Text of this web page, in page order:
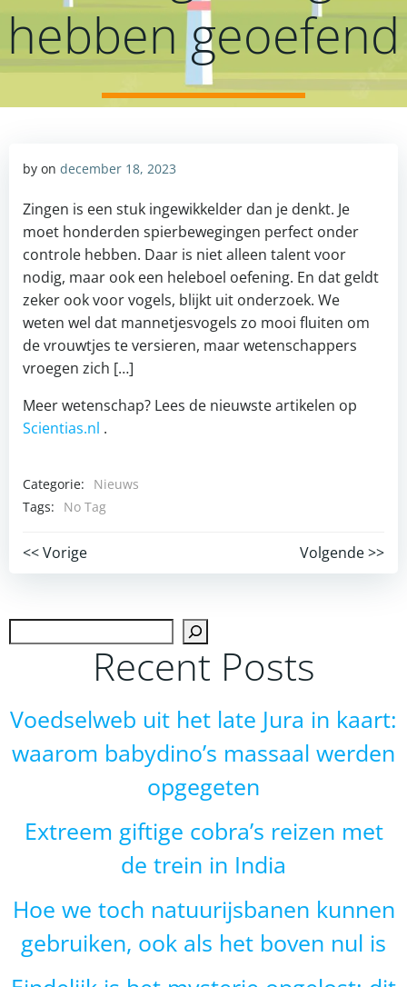
hebben geoefend
by on december 18, 2023
Zingen is een stuk ingewikkelder dan je denkt. Je
moet honderden spierbewegingen perfect onder
controle hebben. Daar is niet alleen talent voor
nodig, maar ook een heleboel oefening. En dat geldt
zeker ook voor vogels, blijkt uit onderzoek. We
weten wel dat mannetjesvogels zo mooi fluiten om
de vrouwtjes te versieren, maar wetenschappers
vroegen zich […]
Meer wetenschap? Lees de nieuwste artikelen op
Scientias.nl .
Categorie:
Nieuws
Tags:
No Tag
Post
navigation
<< Vorige
Post
navigation
Volgende >>
Recent Posts
Voedselweb uit het late Jura in kaart:
waarom babydino’s massaal werden
opgegeten
Extreem giftige cobra’s reizen met
de trein in India
Hoe we toch natuurijsbanen kunnen
gebruiken, ook als het boven nul is